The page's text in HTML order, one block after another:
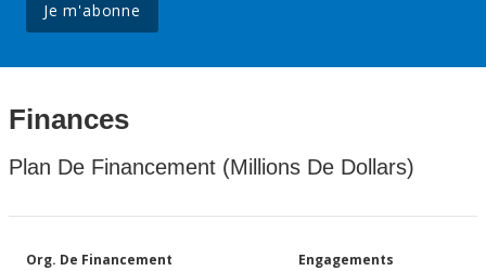
Je m'abonne
Finances
Plan De Financement (Millions De Dollars)
Org. De Financement Engagements